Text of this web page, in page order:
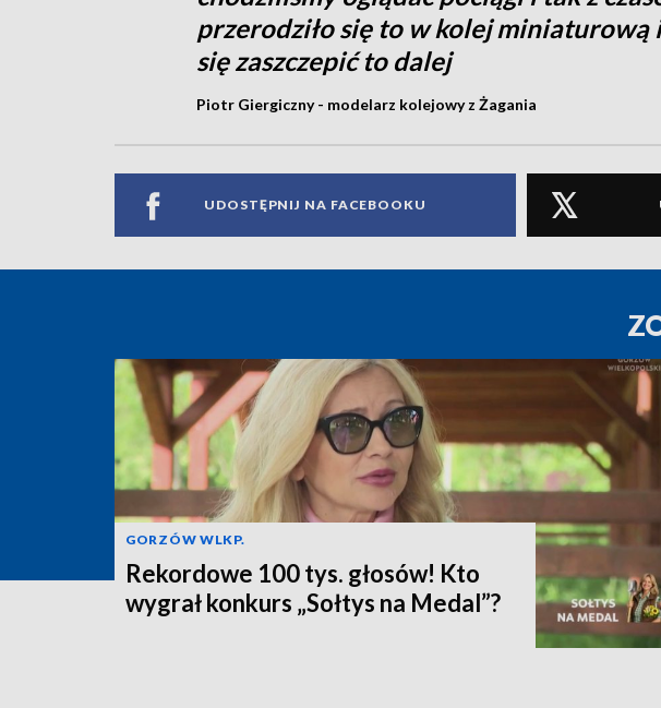
przerodziło się to w kolej miniaturową
się zaszczepić to dalej
Piotr Giergiczny - modelarz kolejowy z Żagania
UDOSTĘPNIJ NA FACEBOOKU
GORZÓW WLKP.
Rekordowe 100 tys. głosów! Kto
wygrał konkurs „Sołtys na Medal”?